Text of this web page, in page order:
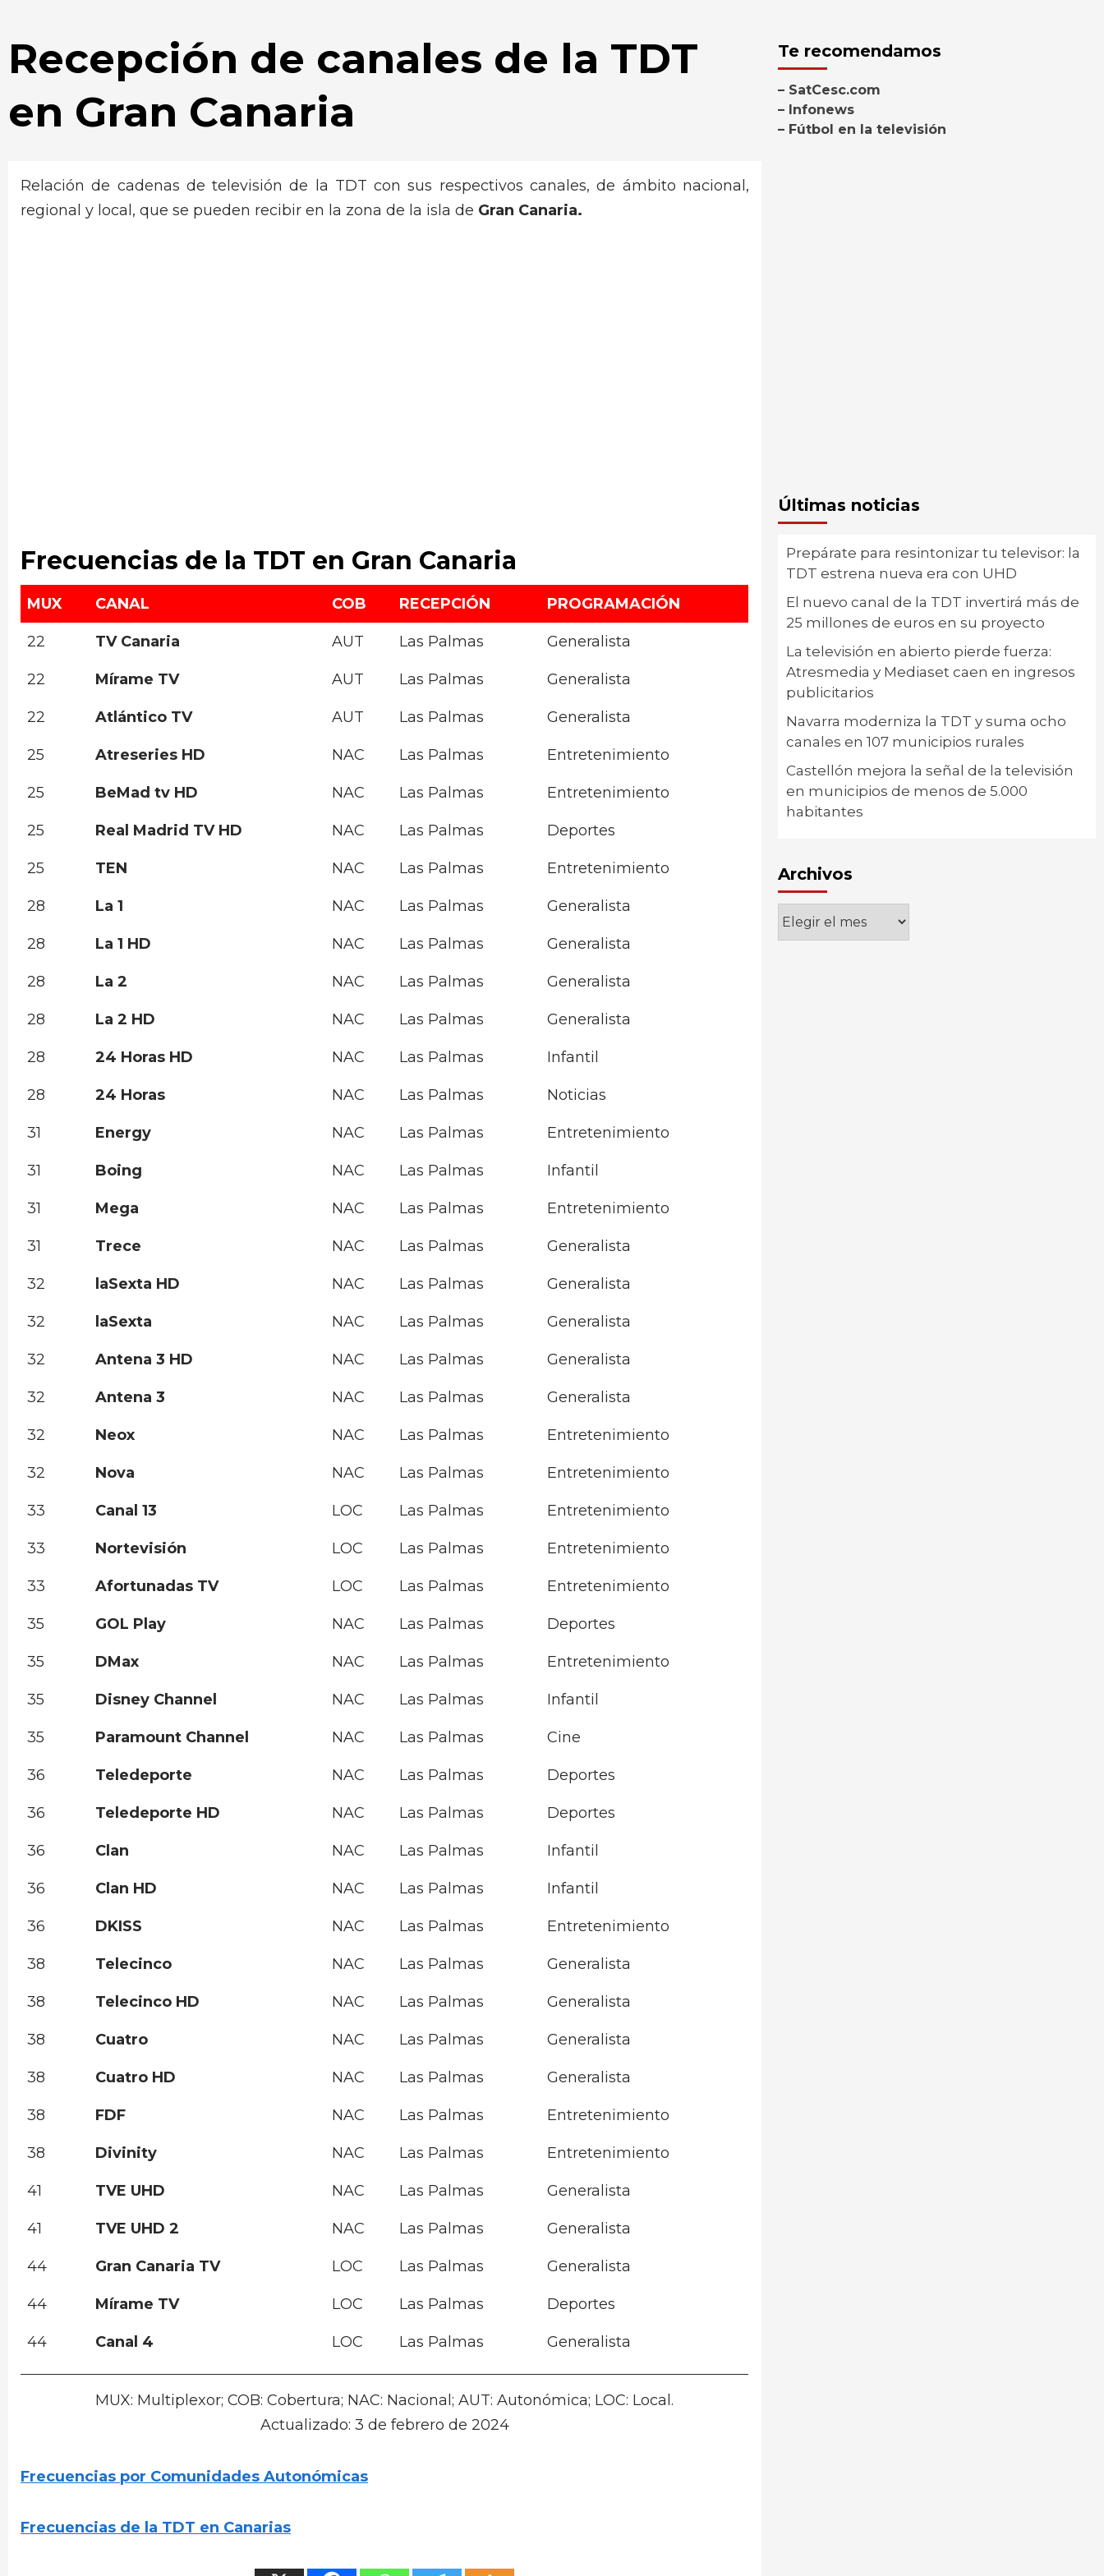
Recepción de canales de la TDT
en Gran Canaria
Relación de cadenas de televisión de la TDT con sus respectivos canales, de ámbito nacional,
regional y local, que se pueden recibir en la zona de la isla de Gran Canaria.
Frecuencias de la TDT en Gran Canaria
MUX CANAL COB RECEPCIÓN PROGRAMACIÓN
22 TV Canaria AUT Las Palmas Generalista
22 Mírame TV AUT Las Palmas Generalista
22 Atlántico TV AUT Las Palmas Generalista
25 Atreseries HD NAC Las Palmas Entretenimiento
25 BeMad tv HD NAC Las Palmas Entretenimiento
25 Real Madrid TV HD NAC Las Palmas Deportes
25 TEN NAC Las Palmas Entretenimiento
28 La 1 NAC Las Palmas Generalista
28 La 1 HD NAC Las Palmas Generalista
28 La 2 NAC Las Palmas Generalista
28 La 2 HD NAC Las Palmas Generalista
28 24 Horas HD NAC Las Palmas Infantil
28 24 Horas NAC Las Palmas Noticias
31 Energy NAC Las Palmas Entretenimiento
31 Boing NAC Las Palmas Infantil
31 Mega NAC Las Palmas Entretenimiento
31 Trece NAC Las Palmas Generalista
32 laSexta HD NAC Las Palmas Generalista
32 laSexta NAC Las Palmas Generalista
32 Antena 3 HD NAC Las Palmas Generalista
32 Antena 3 NAC Las Palmas Generalista
32 Neox NAC Las Palmas Entretenimiento
32 Nova NAC Las Palmas Entretenimiento
33 Canal 13 LOC Las Palmas Entretenimiento
33 Nortevisión LOC Las Palmas Entretenimiento
33 Afortunadas TV LOC Las Palmas Entretenimiento
35 GOL Play NAC Las Palmas Deportes
35 DMax NAC Las Palmas Entretenimiento
35 Disney Channel NAC Las Palmas Infantil
35 Paramount Channel NAC Las Palmas Cine
36 Teledeporte NAC Las Palmas Deportes
36 Teledeporte HD NAC Las Palmas Deportes
36 Clan NAC Las Palmas Infantil
36 Clan HD NAC Las Palmas Infantil
36 DKISS NAC Las Palmas Entretenimiento
38 Telecinco NAC Las Palmas Generalista
38 Telecinco HD NAC Las Palmas Generalista
38 Cuatro NAC Las Palmas Generalista
38 Cuatro HD NAC Las Palmas Generalista
38 FDF NAC Las Palmas Entretenimiento
38 Divinity NAC Las Palmas Entretenimiento
41 TVE UHD NAC Las Palmas Generalista
41 TVE UHD 2 NAC Las Palmas Generalista
44 Gran Canaria TV LOC Las Palmas Generalista
44 Mírame TV LOC Las Palmas Deportes
44 Canal 4 LOC Las Palmas Generalista
MUX: Multiplexor; COB: Cobertura; NAC: Nacional; AUT: Autonómica; LOC: Local.
Actualizado: 3 de febrero de 2024
Frecuencias por Comunidades Autonómicas
Frecuencias de la TDT en Canarias
Te recomendamos
– SatCesc.com
– Infonews
– Fútbol en la televisión
Últimas noticias
Prepárate para resintonizar tu televisor: la
TDT estrena nueva era con UHD
El nuevo canal de la TDT invertirá más de
25 millones de euros en su proyecto
La televisión en abierto pierde fuerza:
Atresmedia y Mediaset caen en ingresos
publicitarios
Navarra moderniza la TDT y suma ocho
canales en 107 municipios rurales
Castellón mejora la señal de la televisión
en municipios de menos de 5.000
habitantes
Archivos
Archivos